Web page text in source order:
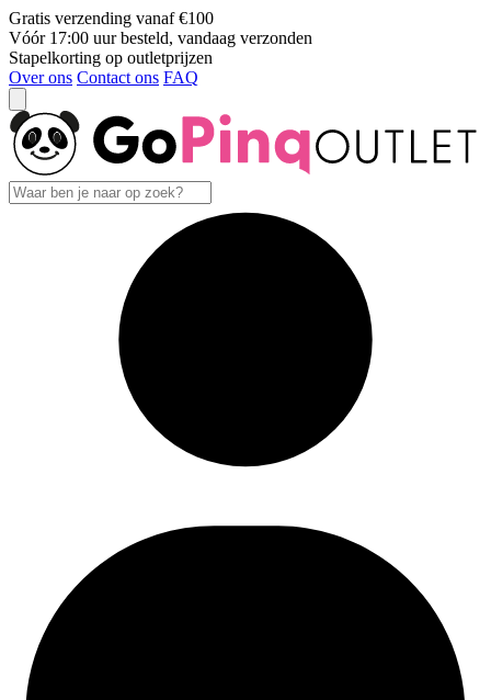
Gratis verzending vanaf €100
Vóór 17:00 uur besteld, vandaag verzonden
Stapelkorting op outletprijzen
Over ons Contact ons FAQ